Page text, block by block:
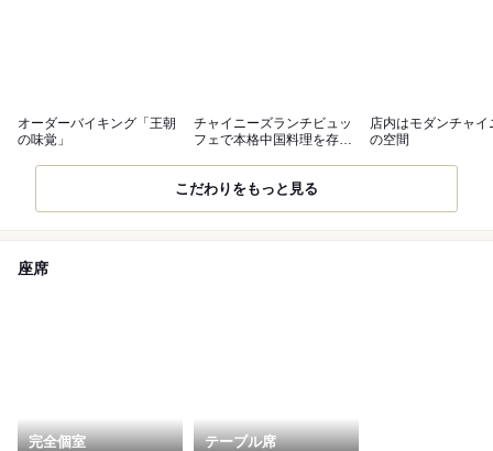
オーダーバイキング「王朝
の味覚」
チャイニーズランチビュッ
フェで本格中国料理を存分
店内はモダンチャイ
の空間
こだわりをもっと見る
座席
完全個室 テーブル席